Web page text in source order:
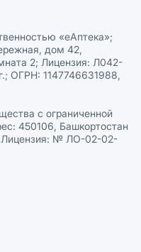
«еАптека»;
дом 42,
2; Лицензия: Л042-
ОГРН: 1147746631988,
с ограниченной
450106, Башкортостан
Лицензия: № ЛО-02-02-